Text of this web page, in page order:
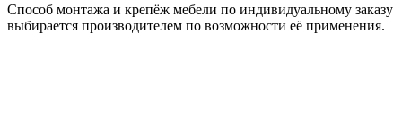
Способ монтажа и крепёж мебели по индивидуальному заказу
выбирается производителем по возможности её применения.